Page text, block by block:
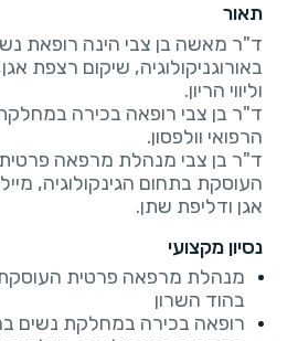
תאור
ד"ר מאשה בן צבי הינה רופאת
באורוגניקולוגיה, שיקום רצפת
ד"ר בן צבי רופאה בכירה
ד"ר בן צבי מנהלת מרפאה
העוסקת בתחום הגינקולוגיה,
אגן ודליפת שתן.
נסיון מקצועי
מנהלת מרפאה פרטית העוסקת
בהוד השרון
רופאה בכירה במחלקת נשים